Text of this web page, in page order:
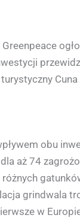
obu
aż 74
w